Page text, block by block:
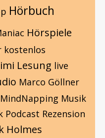
Hörbuch
Hörspiele
kostenlos
Lesung live
Marco Göllner
MindNapping Musik
Podcast Rezension
Holmes